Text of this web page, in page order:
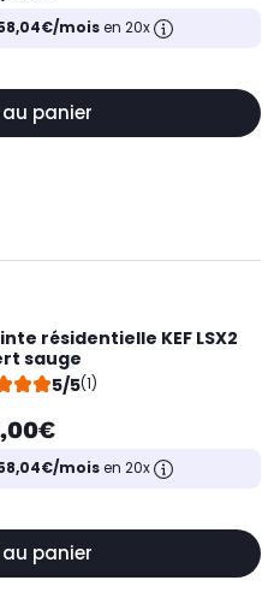
moisen 20x
panier
résidentielle KEF LSX2
sauge
5/5(1)
moisen 20x
panier